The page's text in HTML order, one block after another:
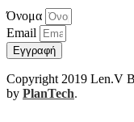
Όνομα
Email
Εγγραφή
Copyright 2019 Len.V
by PlanTech.